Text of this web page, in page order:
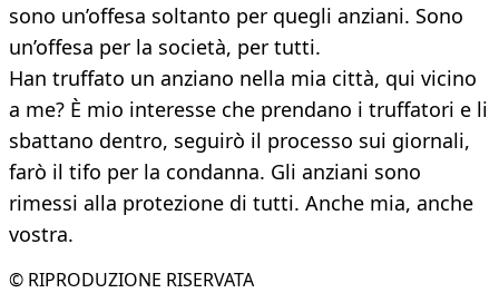
sono un’offesa soltanto per quegli anziani. Sono
un’offesa per la società, per tutti.
Han truffato un anziano nella mia città, qui vicino
a me? È mio interesse che prendano i truffatori e li
sbattano dentro, seguirò il processo sui giornali,
farò il tifo per la condanna. Gli anziani sono
rimessi alla protezione di tutti. Anche mia, anche
vostra.
© RIPRODUZIONE RISERVATA